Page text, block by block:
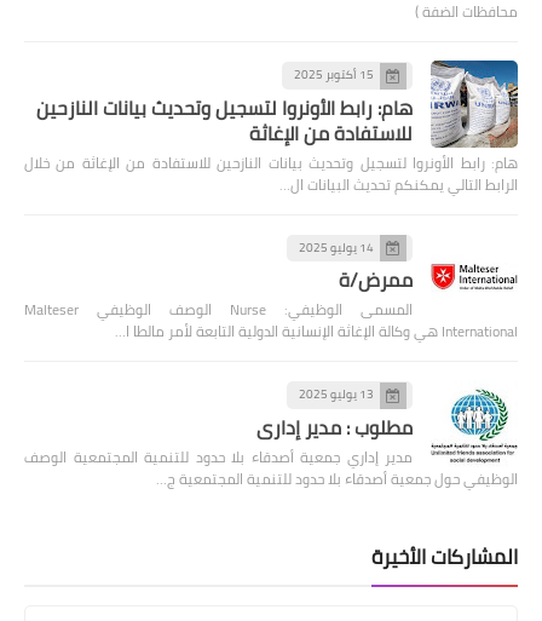
محافظات الضفة )
15 أكتوبر 2025
هام: رابط الأونروا لتسجيل وتحديث بيانات النازحين
للاستفادة من الإغاثة
هام: رابط الأونروا لتسجيل وتحديث بيانات النازحين للاستفادة من الإغاثة من خلال
الرابط التالي يمكنكم تحديث البيانات ال…
14 يوليو 2025
ممرض/ة
المسمى الوظيفي: Nurse الوصف الوظيفي Malteser
International هي وكالة الإغاثة الإنسانية الدولية التابعة لأمر مالطا ا…
13 يوليو 2025
مطلوب : مدير إداري
مدير إداري جمعية أصدقاء بلا حدود للتنمية المجتمعية الوصف
الوظيفي حول جمعية أصدقاء بلا حدود للتنمية المجتمعية ج…
المشاركات الأخيرة